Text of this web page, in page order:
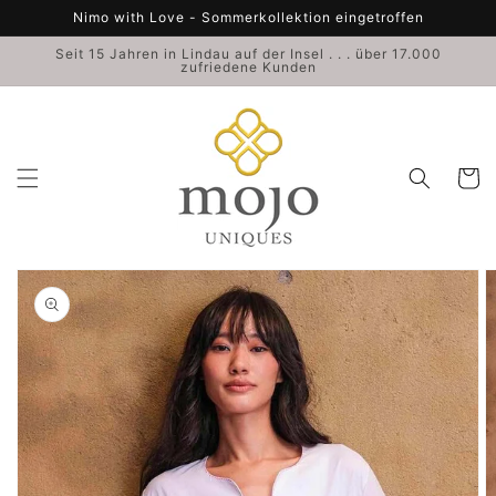
Inhalt
Nimo with Love - Sommerkollektion eingetroffen
Seit 15 Jahren in Lindau auf der Insel . . . über 17.000
zufriedene Kunden